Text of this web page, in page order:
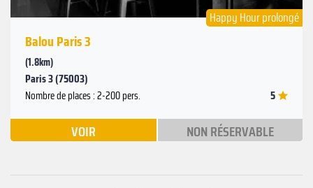
Happy Hour prolongé
Balou Paris 3
(1.8km)
Paris 3 (75003)
Nombre de places : 2-200 pers. 5
VOIR NON RÉSERVABLE